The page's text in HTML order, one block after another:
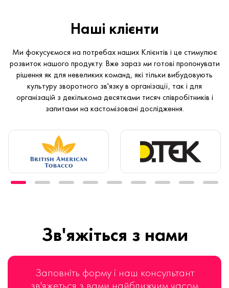
Наші клієнти
Ми фокусуємося на потребах наших Клієнтів і це стимулює
розвиток нашого продукту. Вже зараз ми готові пропонувати
рішення як для невеликих команд, які тільки вибудовують
культуру зворотного зв'язку в організації, так і для
організацій з декількома десятками тисяч співробітників і
запитами на кастомізовані дослідження.
Зв'яжіться з нами
Заповніть форму і наш консультант